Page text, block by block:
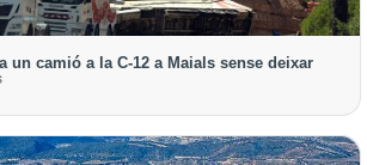
un camió a la C-12 a Maials sense deixar